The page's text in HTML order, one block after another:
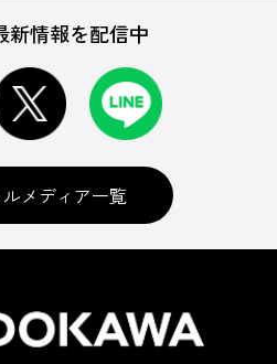
新情報を配信中
メディア一覧